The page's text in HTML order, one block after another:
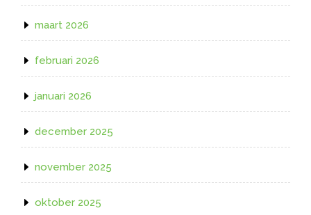
maart 2026
februari 2026
januari 2026
december 2025
november 2025
oktober 2025